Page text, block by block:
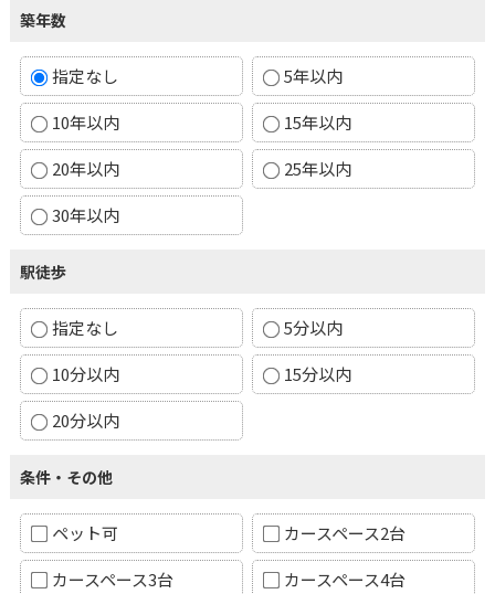
築年数
指定なし
5年以内
10年以内
15年以内
20年以内
25年以内
30年以内
駅徒歩
指定なし
5分以内
10分以内
15分以内
20分以内
条件・その他
ペット可
カースペース2台
カースペース3台
カースペース4台